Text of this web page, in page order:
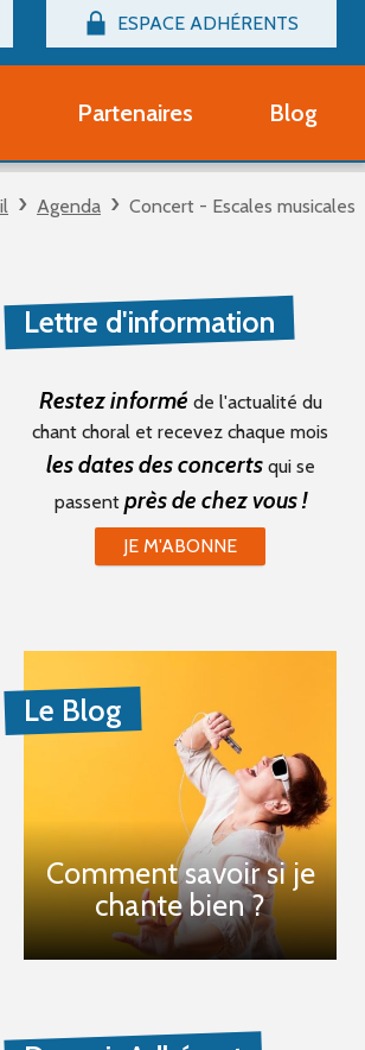
ESPACE ADHÉRENTS
Connexion
Partenaires Blog
Agenda Concert - Escales musicales
Lettre d'information
Restez informé de l'actualité du
chant choral et recevez chaque mois
les dates des concertsqui se
passent près de chez vous !
JE M'ABONNE
Le Blog
Comment savoir si je
chante bien ?